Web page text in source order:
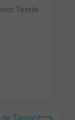
Textile